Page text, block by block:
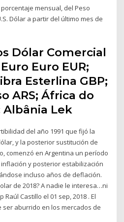
mensual, del Peso
Dólar a partir del último mes de
Dólar Comercial
Euro EUR;
Esterlina GBP;
ARS; África do
Albânia Lek
del año 1991 que fijó la
y la posterior sustitución de
comenzó en Argentina un período
y posterior estabilización
incluso años de deflación.
de 2018? A nadie le interesa…ni
Castillo el 01 sep, 2018 . El
ser aburrido en los mercados de